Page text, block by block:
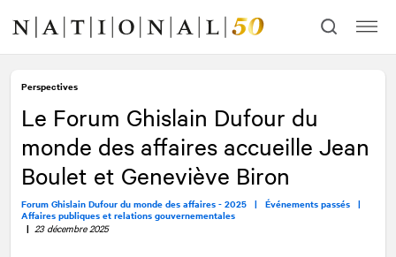
contenu
navigation
Perspectives
Le Forum Ghislain Dufour du
monde des affaires accueille Jean
Boulet et Geneviève Biron
Forum Ghislain Dufour du monde des affaires - 2025 | Événements passés |
Affaires publiques et relations gouvernementales
| 23 décembre 2025